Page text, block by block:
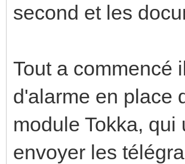
second et les
Tout a commencé
d'alarme en place
module Tokka,
envoyer les